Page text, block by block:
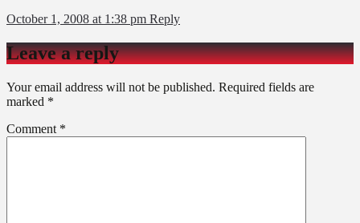
October 1, 2008 at 1:38 pm Reply
Leave a reply
Your email address will not be published. Required fields are
marked *
Comment *